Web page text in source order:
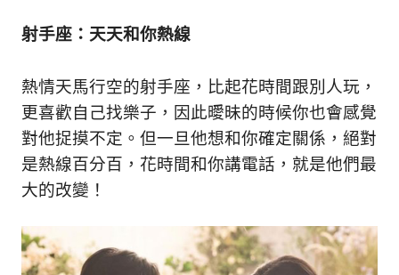
射手座：天天和你熱線
熱情天馬行空的射手座，比起花時間跟別人玩，
更喜歡自己找樂子，因此曖昧的時候你也會感覺
對他捉摸不定。但一旦他想和你確定關係，絕對
是熱線百分百，花時間和你講電話，就是他們最
大的改變！